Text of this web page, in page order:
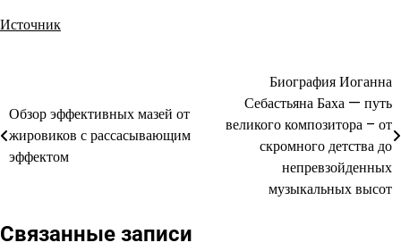
Источник
по
записям
Обзор эффективных мазей от
жировиков с рассасывающим
эффектом
Биография Иоганна
Себастьяна Баха — путь
великого композитора – от
скромного детства до
непревзойденных
музыкальных высот
Связанные записи